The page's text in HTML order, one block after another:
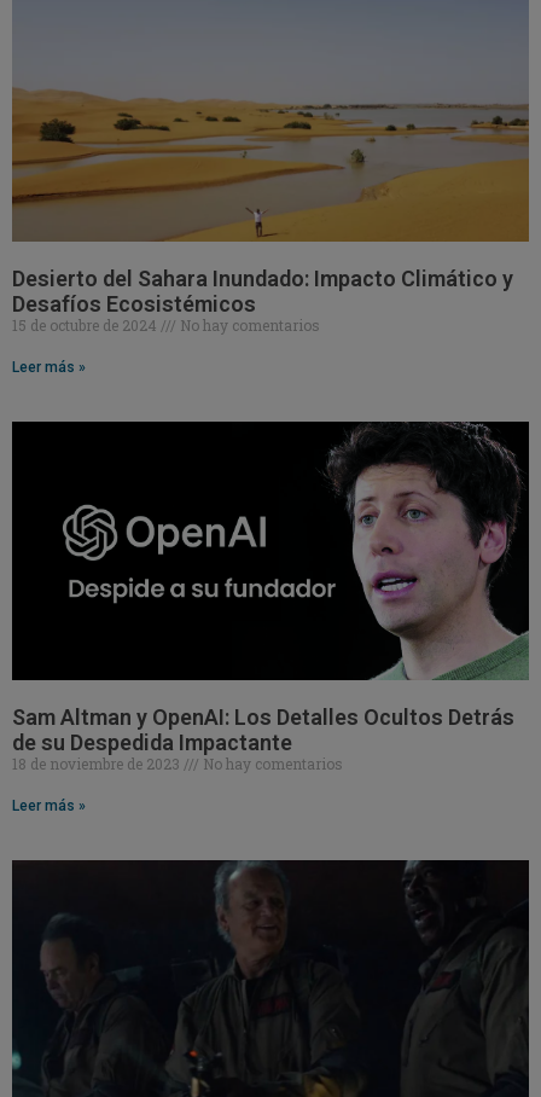
Desierto del Sahara Inundado: Impacto Climático y
Desafíos Ecosistémicos
15 de octubre de 2024 No hay comentarios
Leer más »
Sam Altman y OpenAI: Los Detalles Ocultos Detrás
de su Despedida Impactante
18 de noviembre de 2023 No hay comentarios
Leer más »